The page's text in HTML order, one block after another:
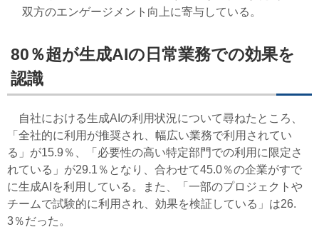
双方のエンゲージメント向上に寄与している。
80％超が生成AIの日常業務での効果を
認識
自社における生成AIの利用状況について尋ねたところ、
「全社的に利用が推奨され、幅広い業務で利用されてい
る」が15.9％、「必要性の高い特定部門での利用に限定さ
れている」が29.1％となり、合わせて45.0％の企業がすで
に生成AIを利用している。また、「一部のプロジェクトや
チームで試験的に利用され、効果を検証している」は26.
3％だった。